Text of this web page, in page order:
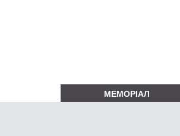
МЕМОРІАЛ